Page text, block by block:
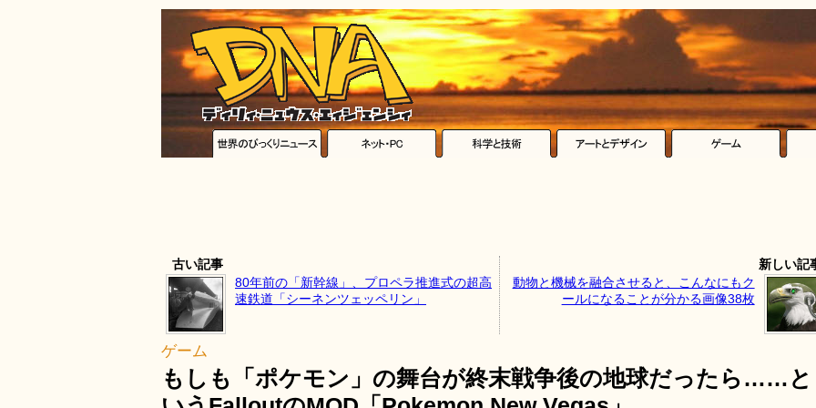
古い記事
80年前の「新幹線」、プロペラ推進式の超高
速鉄道「シーネンツェッペリン」
新しい記
動物と機械を融合させると、こんなにもク
ールになることが分かる画像38枚
ゲーム
もしも「ポケモン」の舞台が終末戦争後の地球だったら……と